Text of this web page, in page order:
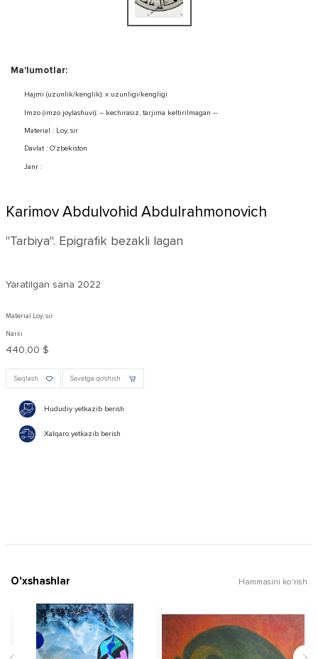
Ma'lumotlar:
Hajmi (uzunlik/kenglik): x uzunligi/kengligi
Imzo (imzo joylashuvi): -- kechirasiz, tarjima keltirilmagan --
Material : Loy, sir
Davlat : O'zbekiston
Janr :
Karimov Abdulvohid Abdulrahmonovich
"Tarbiya". Epigrafik bezakli lagan
Yaratilgan sana 2022
Material Loy, sir
Narxi
440,00 $
Saqlash Savatga qo'shish
Hududiy yetkazib berish
Xalqaro yetkazib berish
O'xshashlar Hammasini ko'rish